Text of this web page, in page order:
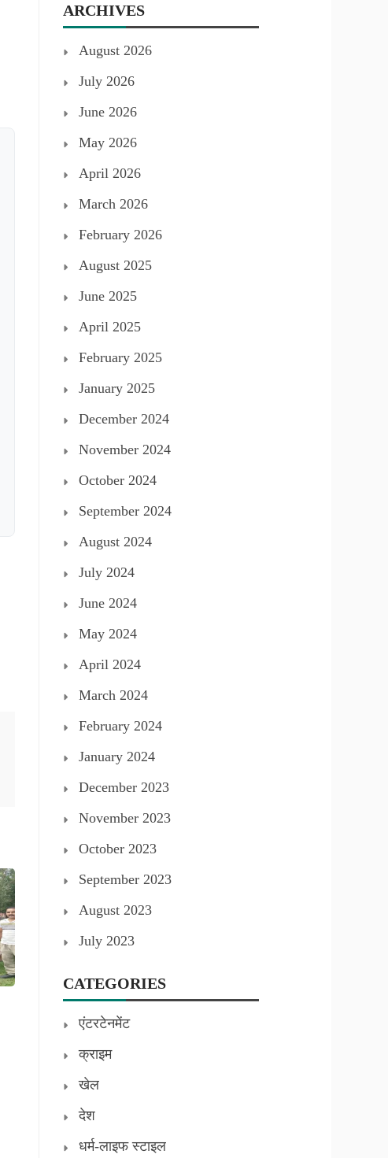
ARCHIVES
August 2026
July 2026
June 2026
May 2026
April 2026
March 2026
February 2026
August 2025
June 2025
April 2025
February 2025
January 2025
December 2024
November 2024
October 2024
September 2024
August 2024
July 2024
June 2024
May 2024
April 2024
March 2024
February 2024
January 2024
December 2023
November 2023
October 2023
September 2023
August 2023
July 2023
CATEGORIES
एंटरटेनमेंट
क्राइम
खेल
देश
धर्म-लाइफ स्टाइल